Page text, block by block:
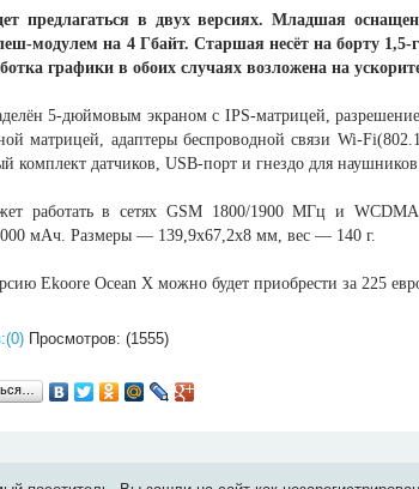
предлагаться в двух версиях. Младшая
модулем на 4 Гбайт. Старшая несёт на борту
графики в обоих случаях возложена на
5-дюймовым экраном с IPS-матрицей,
матрицей, адаптеры беспроводной связи Wi-
комплект датчиков, USB-порт и гнездо для наушников.
работать в сетях GSM 1800/1900 МГц и
000 мАч. Размеры — 139,9х67,2х8 мм, вес — 140 г.
Ekoore Ocean X можно будет приобрести за 225
Просмотров: (1555)